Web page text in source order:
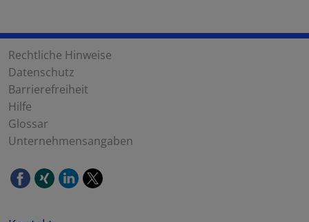
Rechtliche Hinweise
Datenschutz
Barrierefreiheit
Hilfe
Glossar
Unternehmensangaben